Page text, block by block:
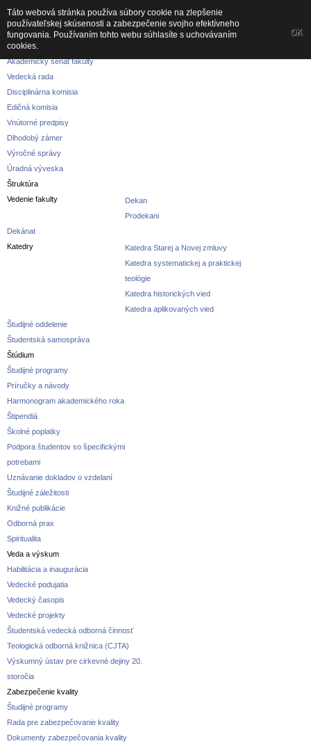
Fakulta
O fakulte
Akademický senát fakulty
Vedecká rada
Disciplinárna komisia
Edičná komisia
Vnútorné predpisy
Dlhodobý zámer
Výročné správy
Úradná výveska
Štruktúra
Vedenie fakulty
Dekan
Prodekani
Dekánat
Katedry
Katedra Starej a Novej zmluvy
Katedra systematickej a praktickej
teológie
Katedra historických vied
Katedra aplikovaných vied
Študijné oddelenie
Študentská samospráva
Štúdium
Študijné programy
Príručky a návody
Harmonogram akademického roka
Štipendiá
Školné poplatky
Podpora študentov so špecifickými
potrebami
Uznávanie dokladov o vzdelaní
Študijné záležitosti
Knižné publikácie
Odborná prax
Spiritualita
Veda a výskum
Habilitácia a inaugurácia
Vedecké podujatia
Vedecký časopis
Vedecké projekty
Študentská vedecká odborná činnosť
Teologická odborná knižnica (CJTA)
Výskumný ústav pre cirkevné dejiny 20.
storočia
Zabezpečenie kvality
Študijné programy
Rada pre zabezpečovanie kvality
Dokumenty zabezpečovania kvality
Táto webová stránka používa súbory cookie na zlepšenie
používateľskej skúsenosti a zabezpečenie svojho efektívneho
fungovania. Používaním tohto webu súhlasíte s uchovávaním
cookies.
OK